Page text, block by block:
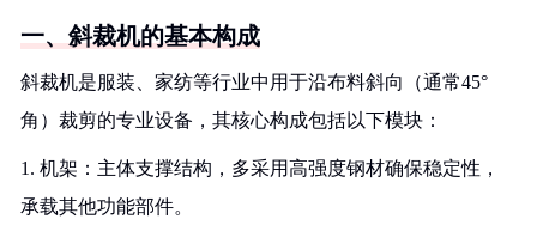
一、斜裁机的基本构成
斜裁机是服装、家纺等行业中用于沿布料斜向（通常45°
角）裁剪的专业设备，其核心构成包括以下模块：
1. 机架：主体支撑结构，多采用高强度钢材确保稳定性，
承载其他功能部件。